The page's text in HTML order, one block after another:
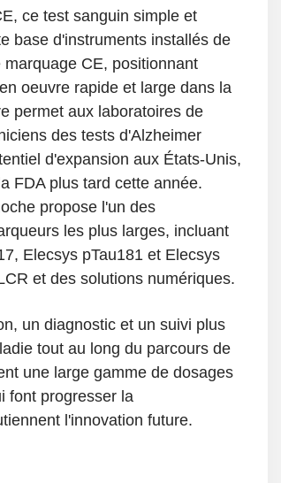
ce test sanguin simple et
base d'instruments installés de
CE, positionnant
oeuvre rapide et large dans la
permet aux laboratoires de
des tests d'Alzheimer
d'expansion aux États-Unis,
FDA plus tard cette année.
propose l'un des
les plus larges, incluant
Elecsys pTau181 et Elecsys
et des solutions numériques.
un diagnostic et un suivi plus
tout au long du parcours de
une large gamme de dosages
font progresser la
l'innovation future.